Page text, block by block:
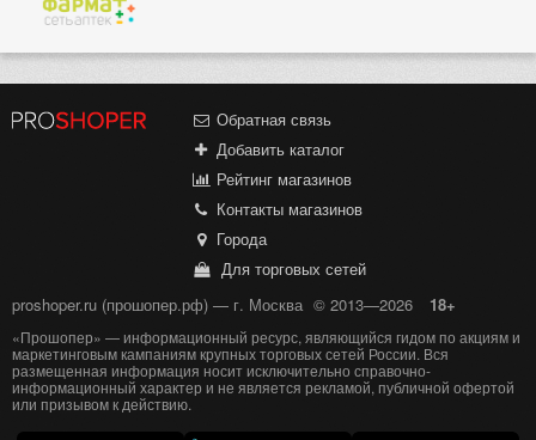
Обратная связь
Добавить каталог
Рейтинг магазинов
Контакты магазинов
Города
Для торговых сетей
proshoper.ru (прошопер.рф) — г. Москва © 2013—2026 18+
«Прошопер» — информационный ресурс, являющийся гидом по акциям и
маркетинговым кампаниям крупных торговых сетей России. Вся
размещенная информация носит исключительно справочно-
информационный характер и не является рекламой, публичной офертой
или призывом к действию.